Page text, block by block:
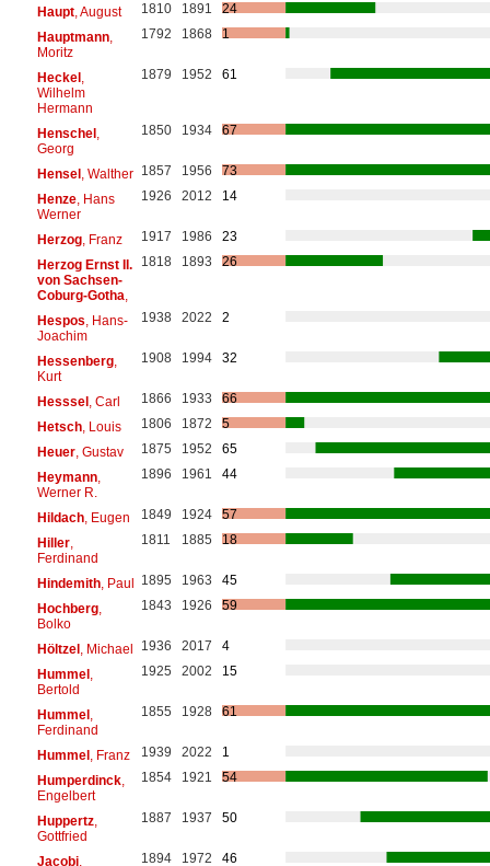
Haupt, August 1810 1891
24
Hauptmann,
Moritz
1792 1868 1
Heckel ,
Wilhelm
Hermann
1879 1952 61
Henschel ,
Georg
1850 1934 67
Hensel , Walther 1857 1956
73
Henze, Hans
Werner
1926 2012 14
Herzog, Franz 1917 1986
23
Herzog Ernst II.
von Sachsen-
Coburg-Gotha,
1818 1893 26
Hespos, Hans-
Joachim
1938 2022 2
Hessenberg,
Kurt
1908 1994 32
Hesssel , Carl 1866 1933
66
Hetsch, Louis 1806 1872
5
Heuer, Gustav 1875 1952
65
Heymann,
Werner R.
1896 1961 44
Hildach, Eugen 1849 1924
57
Hiller,
Ferdinand
1811 1885 18
Hindemith, Paul 1895 1963
45
Hochberg,
Bolko
1843 1926 59
Höltzel , Michael 1936 2017
4
Hummel ,
Bertold
1925 2002 15
Hummel ,
Ferdinand
1855 1928 61
Hummel , Franz 1939 2022
1
Humperdinck,
Engelbert
1854 1921 54
Huppertz,
Gottfried
1887 1937 50
Jacobi,
1894 1972 46